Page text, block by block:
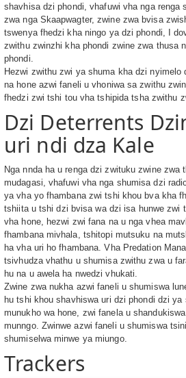
shavhisa dzi phondi, vhafuwi vha nga renga
zwa nga Skaapwagter, zwine zwa bvisa
tswenya fhedzi kha ningo ya dzi phondi, I
zwithu zwinzhi kha phondi zwine zwa thusa
phondi.
Hezwi zwithu zwi ya shuma kha dzi nyimelo
na hone azwi faneli u vhoniwa sa zwithu
fhedzi zwi tshi tou vha tshipida tsha zwithu
Dzi Deterrents
uri ndi dza Kale
Nga nnda ha u renga dzi zwituku zwine zwa
mudagasi, vhafuwi vha nga shumisa dzi
ya vha yo fhambana zwi tshi khou bva kha
tshiita u tshi dzi bvisa wa dzi isa hunwe zwi
vha hone, hezwi zwi fana na u nga vhea
fhambana mivhala, tshitopi mutsuku na
ha vha uri ho fhambana. Vha Predation
tsivhudza vhathu u shumisa zwithu zwa u
hu na u awela ha nwedzi vhukati.
Zwine zwa nukha azwi faneli u shumiswa
hu tshi khou shavhiswa uri dzi phondi dzi ya
munukho wa hone, zwi fanela u
munngo. Zwinwe azwi faneli u shumiswa
shumiselwa minwe ya miungo.
Trackers